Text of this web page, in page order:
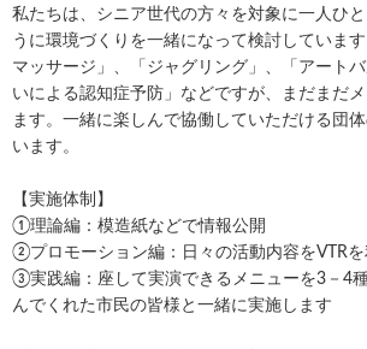
私たちは、シニア世代の方々を対象に一人ひ
うに環境づくりを一緒になって検討していま
マッサージ」、「ジャグリング」、「アート
いによる認知症予防」などですが、まだまだ
ます。一緒に楽しんで協働していただける団
います。
【実施体制】
①理論編：模造紙などで情報公開
②プロモーション編：日々の活動内容をVTRを
③実践編：座して実演できるメニューを3－4
んでくれた市民の皆様と一緒に実施します